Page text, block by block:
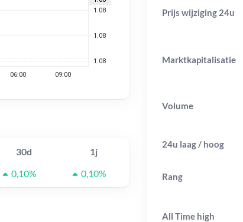
30d
1j
0,10% 0,10%
Prijs wijziging 24u
Marktkapitalisatie
Volume
24u laag / hoog
Rang
All Time high